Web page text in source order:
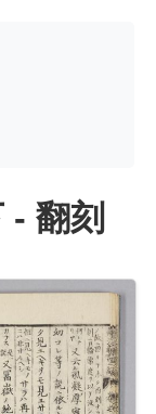
翻刻